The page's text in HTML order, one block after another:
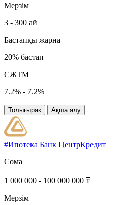
Мерзім
3 - 300 ай
Бастапқы жарна
20% бастап
СЖТМ
7.2% - 7.2%
Толығырак Ақша алу
#Ипотека Банк ЦентрКредит
Сома
1 000 000 - 100 000 000 ₸
Мерзім